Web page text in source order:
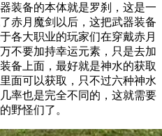
装备的本体就是罗刹，这是一
赤月魔剑以后，这把武器装备
各大职业的玩家们在穿戴赤月
不要加持幸运元素，只是去加
备上面，最好就是神水的获取
面可以获取，只不过六种神水
率也是完全不同的，这就需要
野怪们了。